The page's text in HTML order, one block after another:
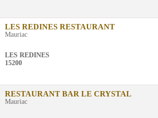
LES REDINES RESTAURANT
Mauriac
LES REDINES
15200
RESTAURANT BAR LE CRYSTAL
Mauriac